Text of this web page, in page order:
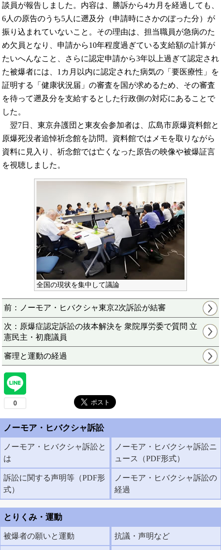
談員が報告しました。内容は、勝訴から4カ月を経過しても、
6人の原告のうち5人に遡及分（申請時にさかのぼった分）が
振り込まれていないこと。その理由は、担当職員が急病のた
め欠員となり、申請から10年程度過ぎている支給額の計算が
たいへんなこと、さらに認定申請から3年以上過ぎて認定され
た被爆者には、1カ月以内に認定された病気の「要医療性」を
証明する「健康状況届」の審査を国が求めるため、その審査
を待って遡及分を支給するとした行政側の対応にあることで
した。
翌7日、東京弁護団と東友会参加者は、広島市原爆資料館と
原爆死没者追悼祈念館を訪問。資料館ではメモを取りながら
資料に見入り、祈念館では亡くなった原告の映像や被爆証言
を視聴しました。
全国の現状を集中して議論
前：ノーモア・ヒバクシャ東京2次訴訟が結審
次：原爆症認定訴訟の抜本解決を 衆院厚労委で質問 立
憲民主・初鹿議員
審理と運動の経過
ノーモア・ヒバクシャ訴訟
ノーモア・ヒバクシャ訴訟と
は
ノーモア・ヒバクシャ訴訟ニ
ュース（PDF形式）
訴訟に関する声明等（PDF形
式）
ノーモア・ヒバクシャ訴訟の
経過
とりくみ・運動
被爆者の願いと運動 抗議・声明など